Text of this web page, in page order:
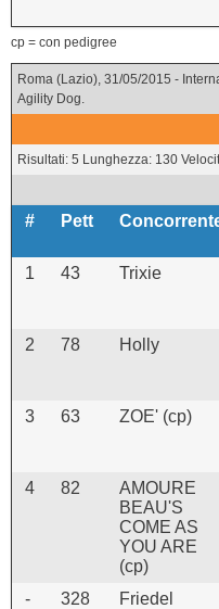
cp = con pedigree
Roma (Lazio), 31/05/2015 -
Agility Dog.
Risultati: 5 Lunghezza: 130
# Pett
1 43 Trixie
2 78 Holly
3 63 ZOE' (cp)
4
82
AMOURE
BEAU'S
COME AS
YOU ARE
(cp)
-
328 Friedel